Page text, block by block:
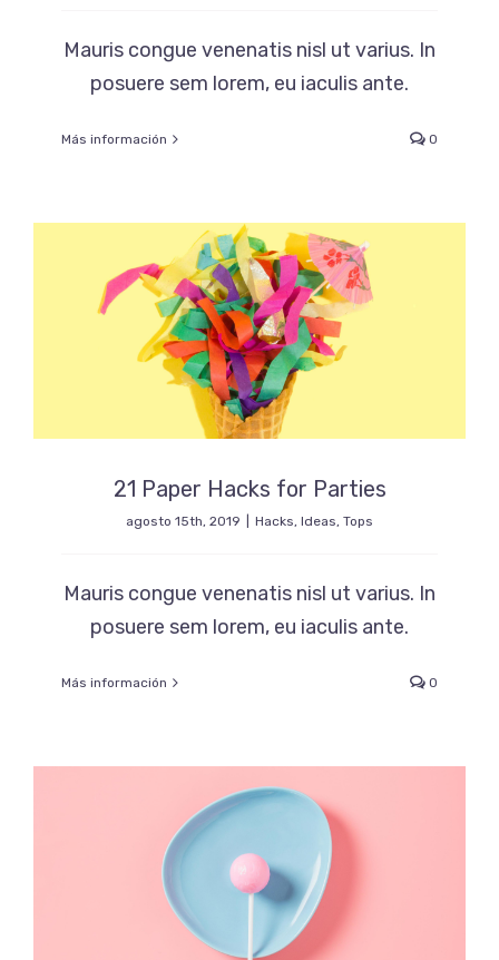
Mauris congue venenatis nisl ut varius. In
posuere sem lorem, eu iaculis ante.
Más información 0
21 Paper Hacks for Parties
agosto 15th, 2019 Hacks, Ideas, Tops
Mauris congue venenatis nisl ut varius. In
posuere sem lorem, eu iaculis ante.
Más información 0